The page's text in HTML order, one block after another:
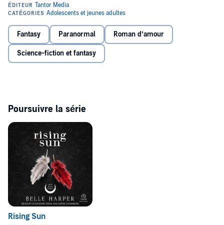
Can she save the packs and the people she has come to call family
and friends?
©2020 Belle Harper (P)2021 Tantor
Fantasy Paranormal Roman d’amour
Science-fiction et fantasy
Poursuivre la série
Rising Sun